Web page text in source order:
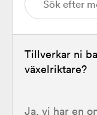
Tillverkar ni
växelriktare?
Ja, vi har en